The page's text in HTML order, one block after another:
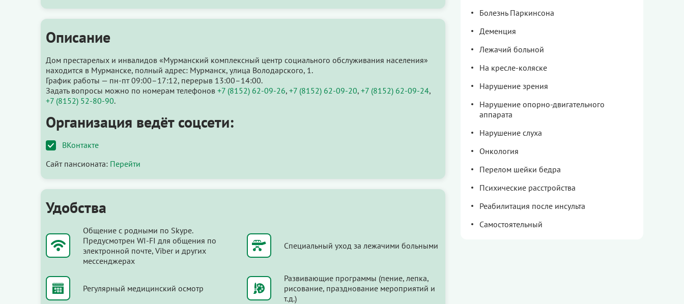
Описание
Дом престарелых и инвалидов «Мурманский комплексный центр социального обслуживания населения»
находится в Мурманске, полный адрес: Мурманск, улица Володарского, 1.
График работы — пн-пт 09:00–17:12, перерыв 13:00–14:00.
Задать вопросы можно по номерам телефонов +7 (8152) 62-09-26, +7 (8152) 62-09-20, +7 (8152) 62-09-24,
+7 (8152) 52-80-90.
Организация ведёт соцсети:
ВКонтакте
Сайт пансионата: Перейти
Удобства
Общение с родными по Skype.
Предусмотрен WI-FI для общения по
электронной почте, Viber и других
мессенджерах
Специальный уход за лежачими больными
Регулярный медицинский осмотр
Развивающие программы (пение, лепка,
рисование, празднование мероприятий и
т.д.)
Болезнь Паркинсона
Деменция
Лежачий больной
На кресле-коляске
Нарушение зрения
Нарушение опорно-двигательного
аппарата
Нарушение слуха
Онкология
Перелом шейки бедра
Психические расстройства
Реабилитация после инсульта
Самостоятельный